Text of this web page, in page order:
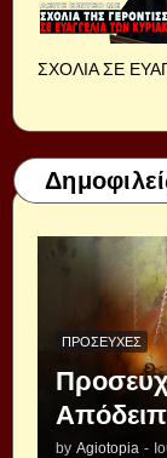
ΣΧΟΛΙΑ ΣΕ
ΠΡΟΣΕΥΧΈΣ
by Agiotopia -